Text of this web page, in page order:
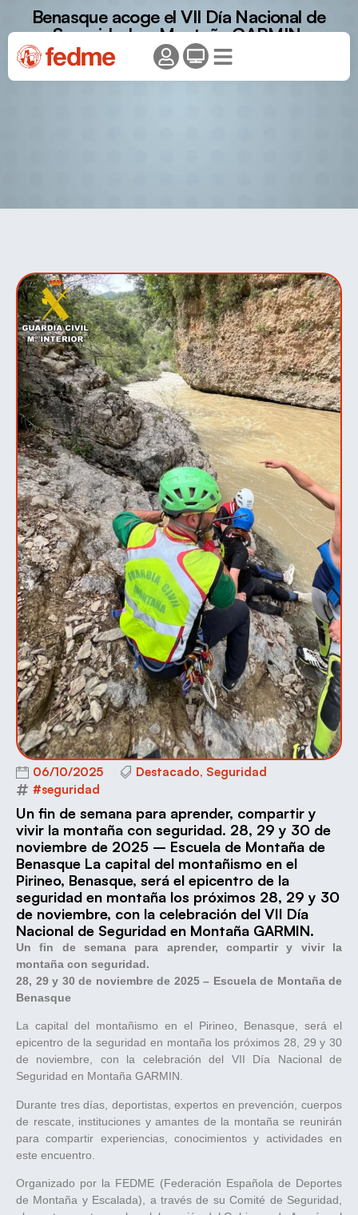
Benasque acoge el VII Día Nacional de
Seguridad en Montaña GARMIN.
06/10/2025 Destacado, Seguridad
#seguridad
Un fin de semana para aprender, compartir y
vivir la montaña con seguridad. 28, 29 y 30 de
noviembre de 2025 – Escuela de Montaña de
Benasque La capital del montañismo en el
Pirineo, Benasque, será el epicentro de la
seguridad en montaña los próximos 28, 29 y 30
de noviembre, con la celebración del VII Día
Nacional de Seguridad en Montaña GARMIN.
Un fin de semana para aprender, compartir y vivir la
montaña con seguridad.
28, 29 y 30 de noviembre de 2025 – Escuela de Montaña de
Benasque
La capital del montañismo en el Pirineo, Benasque, será el
epicentro de la seguridad en montaña los próximos 28, 29 y 30
de noviembre, con la celebración del VII Día Nacional de
Seguridad en Montaña GARMIN.
Durante tres días, deportistas, expertos en prevención, cuerpos
de rescate, instituciones y amantes de la montaña se reunirán
para compartir experiencias, conocimientos y actividades en
este encuentro.
Organizado por la FEDME (Federación Española de Deportes
de Montaña y Escalada), a través de su Comité de Seguridad,